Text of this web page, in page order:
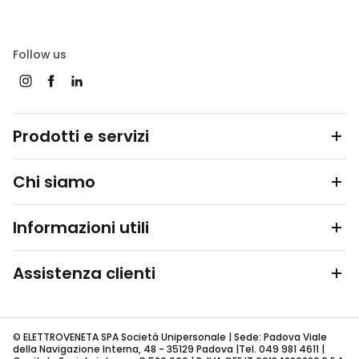
Follow us
Prodotti e servizi
Chi siamo
Informazioni utili
Assistenza clienti
© ELETTROVENETA SPA Società Unipersonale | Sede: Padova Viale
della Navigazione Interna, 48 - 35129 Padova |Tel. 049 981 4611 |